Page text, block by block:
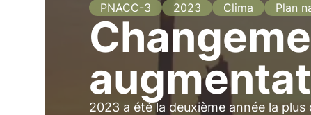
PNACC-3 2023 Clima Plan
2023 a été la deuxième année la